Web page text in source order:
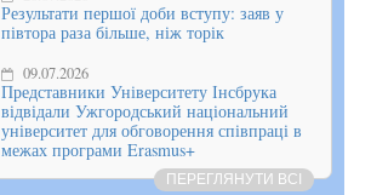
Результати першої доби вступу: заяв у
півтора раза більше, ніж торік
09.07.2026
Представники Університету Інсбрука
відвідали Ужгородський національний
університет для обговорення співпраці в
межах програми Erasmus+
ПЕРЕГЛЯНУТИ ВСІ